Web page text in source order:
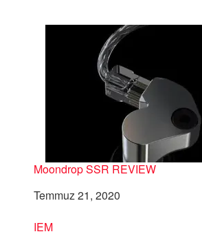
Moondrop SSR REVIEW
Tarih
Temmuz 21, 2020
Şuna göre:
IEM